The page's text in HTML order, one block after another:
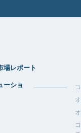
場レポート
ーショ